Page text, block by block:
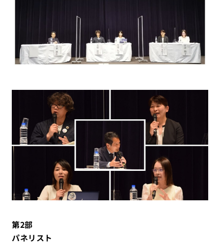
第2部
パネリスト